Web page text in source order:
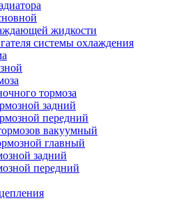
жидкости
системы охлаждения
тормоза
задний
передний
вакуумный
главный
задний
передний